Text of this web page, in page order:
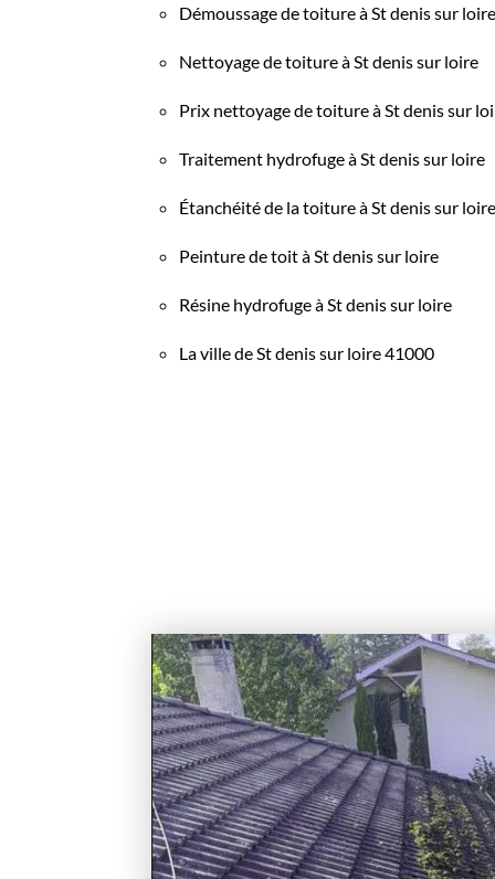
Démoussage de toiture à St denis sur loire
Nettoyage de toiture à St denis sur loire
Prix nettoyage de toiture à St denis sur
Traitement hydrofuge à St denis sur loire
Étanchéité de la toiture à St denis sur loire
Peinture de toit à St denis sur loire
Résine hydrofuge à St denis sur loire
La ville de St denis sur loire 41000